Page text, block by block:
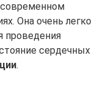
современном
Она очень легко
проведения
сердечных
.